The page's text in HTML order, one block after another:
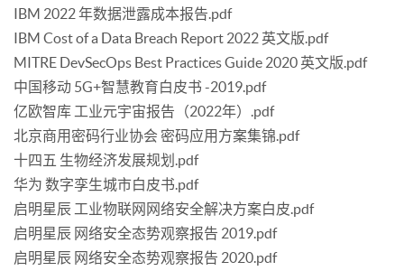
IBM 2022 年数据泄露成本报告.pdf
IBM Cost of a Data Breach Report 2022 英文版.pdf
MITRE DevSecOps Best Practices Guide 2020 英文版.pdf
中国移动 5G+智慧教育白皮书 -2019.pdf
亿欧智库 工业元宇宙报告（2022年）.pdf
北京商用密码行业协会 密码应用方案集锦.pdf
十四五 生物经济发展规划.pdf
华为 数字孪生城市白皮书.pdf
启明星辰 工业物联网网络安全解决方案白皮.pdf
启明星辰 网络安全态势观察报告 2019.pdf
启明星辰 网络安全态势观察报告 2020.pdf